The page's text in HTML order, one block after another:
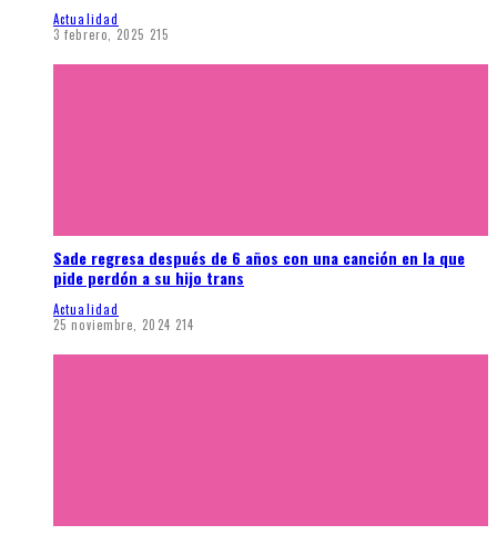
Actualidad
3 febrero, 2025 215
Sade regresa después de 6 años con una canción en la que
pide perdón a su hijo trans
Actualidad
25 noviembre, 2024 214